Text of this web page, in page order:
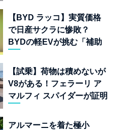
【BYD ラッコ】実質価格
で日産サクラに惨敗？
BYDの軽EVが挑む「補助
界
【試乗】荷物は積めないが
V8がある！フェラーリ ア
マルフィ スパイダーが証明
ーの至福
アルマーニを着た極小